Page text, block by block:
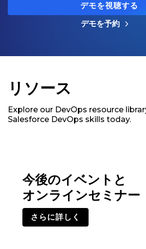
デモを視聴する
デモを予約
リソース
Explore our DevOps resource
Salesforce DevOps skills today.
今後のイベントと
オンラインセミナー
さらに詳しく